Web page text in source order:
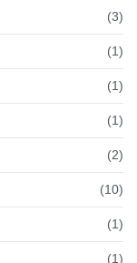
(3)
(1)
(1)
(1)
(2)
(10)
(1)
(1)